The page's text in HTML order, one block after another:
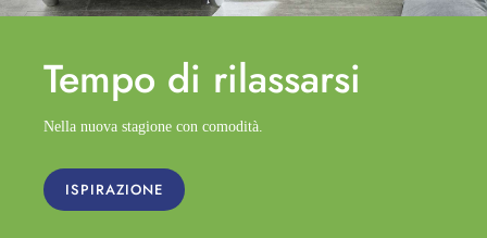
Tempo di rilassarsi
Nella nuova stagione con comodità.
ISPIRAZIONE